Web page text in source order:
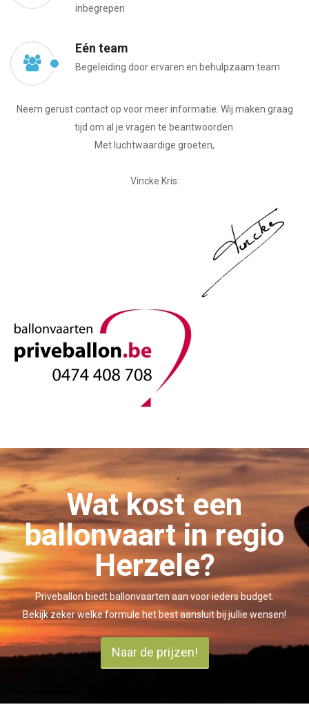
inbegrepen
Eén team
Begeleiding door ervaren en behulpzaam team
Neem gerust contact op voor meer informatie. Wij maken graag
tijd om al je vragen te beantwoorden.
Met luchtwaardige groeten,
Vincke Kris:
Wat kost een
ballonvaart in regio
Herzele?
Priveballon biedt ballonvaarten aan voor ieders budget.
Bekijk zeker welke formule het best aansluit bij jullie wensen!
Naar de prijzen!